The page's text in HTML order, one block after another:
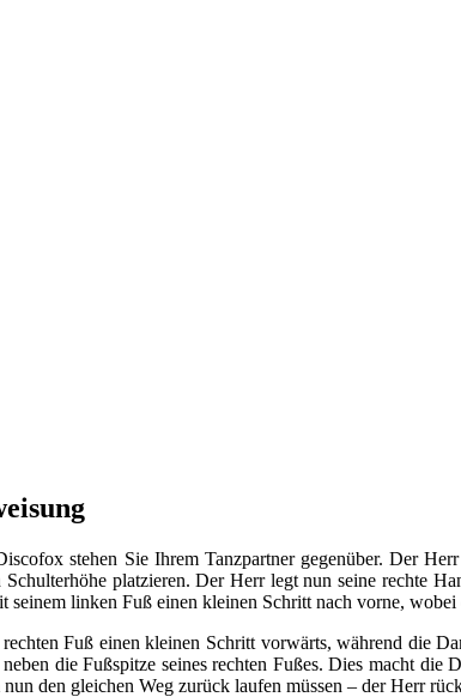
stehen Sie Ihrem Tanzpartner gegenüber. Der
platzieren. Der Herr legt nun seine rechte
seinem linken Fuß einen kleinen Schritt nach vorne,
Fuß einen kleinen Schritt vorwärts, während die
die Fußspitze seines rechten Fußes. Dies macht
den gleichen Weg zurück laufen müssen – der Herr